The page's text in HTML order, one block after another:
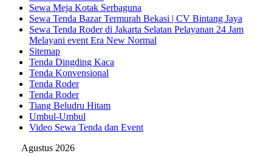
Sewa Meja Kotak Serbaguna
Sewa Tenda Bazar Termurah Bekasi | CV Bintang Jaya
Sewa Tenda Roder di Jakarta Selatan Pelayanan 24 Jam
Melayani event Era New Normal
Sitemap
Tenda Dingding Kaca
Tenda Konvensional
Tenda Roder
Tenda Roder
Tiang Beludru Hitam
Umbul-Umbul
Video Sewa Tenda dan Event
Agustus 2026